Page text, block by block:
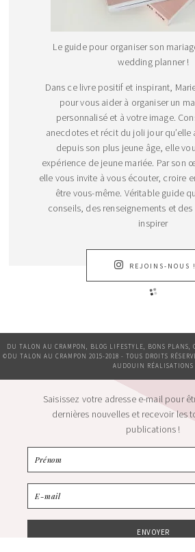
Le guide pour organiser son
wedding planner !
Dans ce livre positif et inspirant,
pour vous aider à organiser un
personnalisé et à votre image.
anecdotes et récit du joli jour qu’elle
depuis son plus jeune âge, elle
expérience de jeune mariée. Par son
elle vous invite à vous écouter, croire
être vous-même. Véritable guide
conseils, des renseignements et
inspirer
REJOINS-NOUS !
DU TALON AU CRAMPON, BLOG LIFESTYLE, BONS PLANS,
©DU TALON AU CRAMPON 2015-2018 - TOUS DROITS
AUDOUIN RÉALISATIONS
Saisissez votre adresse e-mail pour
dernières nouvelles et recevoir les
publications !